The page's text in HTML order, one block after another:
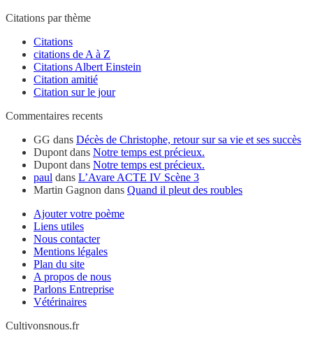
Citations par thème
Citations
citations de A à Z
Citations Albert Einstein
Citation amitié
Citation sur le jour
Commentaires recents
GG dans Décès de Christophe, retour sur sa vie et ses succès
Dupont dans Notre temps est précieux.
Dupont dans Notre temps est précieux.
paul dans L’Avare ACTE IV Scène 3
Martin Gagnon dans Quand il pleut des roubles
Ajouter votre poème
Liens utiles
Nous contacter
Mentions légales
Plan du site
A propos de nous
Parlons Entreprise
Vétérinaires
Cultivonsnous.fr